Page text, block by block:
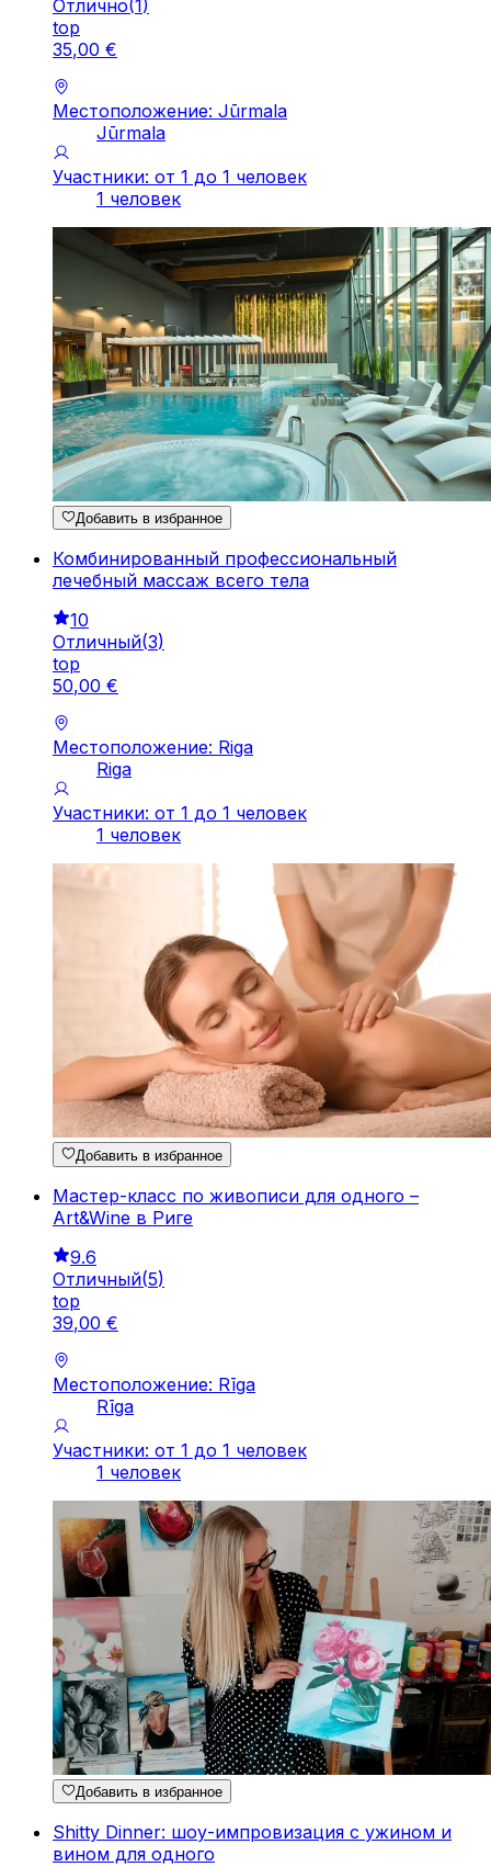
Отлично(1 )
top
35,00 €
Местоположение: Jūrmala
Jūrmala
Участники: от 1 до 1 человек
1 человек
Добавить в избранное
Комбинированный профессиональный
лечебный массаж всего тела
10
Отличный(3)
top
50,00 €
Местоположение: Riga
Riga
Участники: от 1 до 1 человек
1 человек
Добавить в избранное
Мастер-класс по живописи для одного –
Art&Wine в Риге
9.6
Отличный(5)
top
39,00 €
Местоположение: Rīga
Rīga
Участники: от 1 до 1 человек
1 человек
Добавить в избранное
Shitty Dinner: шоу-импровизация с ужином и
вином для одного